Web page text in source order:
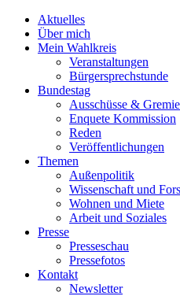
Aktuelles
Über mich
Mein Wahlkreis
Veranstaltungen
Bürgersprechstunde
Bundestag
Ausschüsse &
Enquete Kommission
Reden
Veröffentlichungen
Themen
Außenpolitik
Wissenschaft und
Wohnen und Miete
Arbeit und Soziales
Presse
Presseschau
Pressefotos
Kontakt
Newsletter